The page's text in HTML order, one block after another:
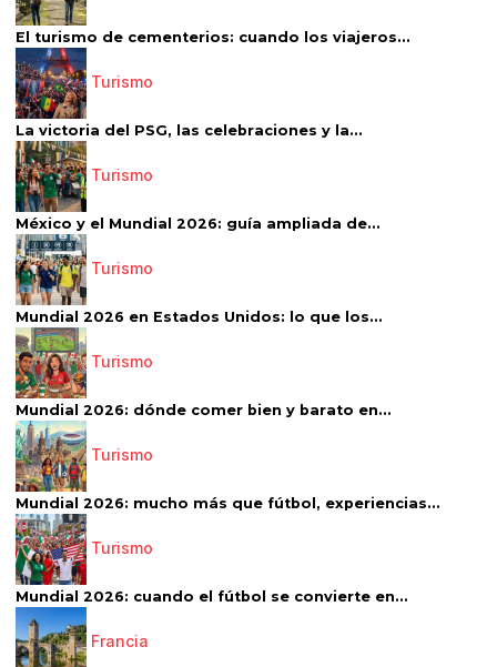
El turismo de cementerios: cuando los viajeros...
Turismo
La victoria del PSG, las celebraciones y la...
Turismo
México y el Mundial 2026: guía ampliada de...
Turismo
Mundial 2026 en Estados Unidos: lo que los...
Turismo
Mundial 2026: dónde comer bien y barato en...
Turismo
Mundial 2026: mucho más que fútbol, experiencias...
Turismo
Mundial 2026: cuando el fútbol se convierte en...
Francia